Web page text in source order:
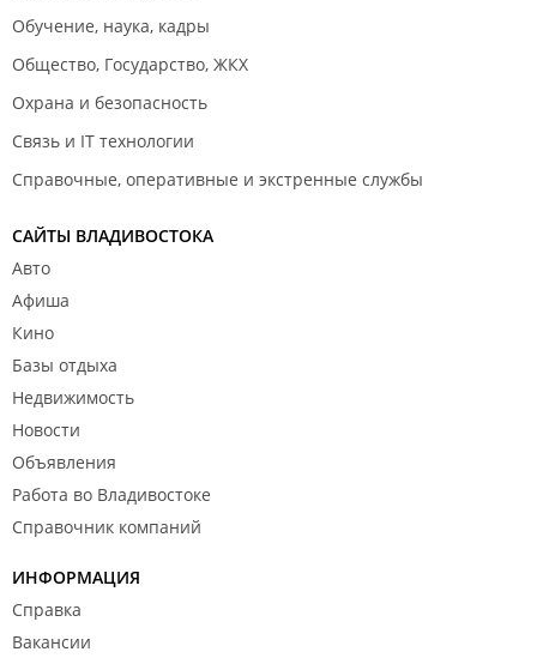
Обучение, наука, кадры
Общество, Государство, ЖКХ
Охрана и безопасность
Связь и IT технологии
Справочные, оперативные и экстренные службы
САЙТЫ ВЛАДИВОСТОКА
Авто
Афиша
Кино
Базы отдыха
Недвижимость
Новости
Объявления
Работа во Владивостоке
Справочник компаний
ИНФОРМАЦИЯ
Справка
Вакансии